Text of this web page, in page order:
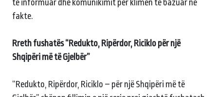
të informuar dhe komunikimit për klimën të bazuar në
fakte.
Rreth fushatës “Redukto, Ripërdor, Riciklo për një
Shqipëri më të Gjelbër”
“Redukto, Ripërdor, Riciklo – për një Shqipëri më të